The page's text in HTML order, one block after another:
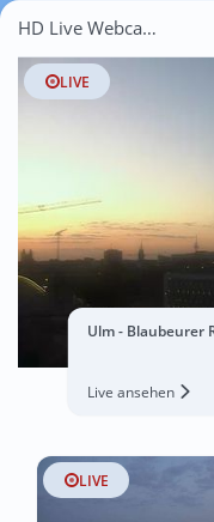
HD Live Webcams Hörvelsingen
LIVE
Ulm - Blaubeurer
Live ansehen
LIVE